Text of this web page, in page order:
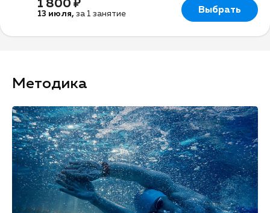
1 800 ₽
13 июля, за 1 занятие Выбрать
Методика